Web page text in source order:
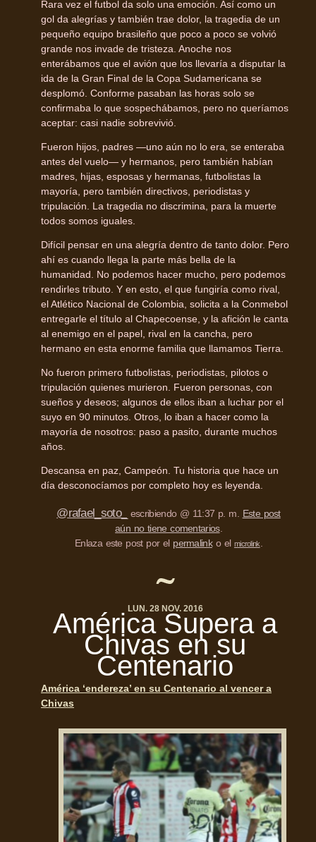
Rara vez el futbol da solo una emoción. Así como un
gol da alegrías y también trae dolor, la tragedia de un
pequeño equipo brasileño que poco a poco se volvió
grande nos invade de tristeza. Anoche nos
enterábamos que el avión que los llevaría a disputar la
ida de la Gran Final de la Copa Sudamericana se
desplomó. Conforme pasaban las horas solo se
confirmaba lo que sospechábamos, pero no queríamos
aceptar: casi nadie sobrevivió.
Fueron hijos, padres —uno aún no lo era, se enteraba
antes del vuelo— y hermanos, pero también habían
madres, hijas, esposas y hermanas, futbolistas la
mayoría, pero también directivos, periodistas y
tripulación. La tragedia no discrimina, para la muerte
todos somos iguales.
Difícil pensar en una alegría dentro de tanto dolor. Pero
ahí es cuando llega la parte más bella de la
humanidad. No podemos hacer mucho, pero podemos
rendirles tributo. Y en esto, el que fungiría como rival,
el Atlético Nacional de Colombia, solicita a la Conmebol
entregarle el título al Chapecoense, y la afición le canta
al enemigo en el papel, rival en la cancha, pero
hermano en esta enorme familia que llamamos Tierra.
No fueron primero futbolistas, periodistas, pilotos o
tripulación quienes murieron. Fueron personas, con
sueños y deseos; algunos de ellos iban a luchar por el
suyo en 90 minutos. Otros, lo iban a hacer como la
mayoría de nosotros: paso a pasito, durante muchos
años.
Descansa en paz, Campeón. Tu historia que hace un
día desconocíamos por completo hoy es leyenda.
@rafael_soto_ escribiendo @ 11:37 p. m. Este post
aún no tiene comentarios.
Enlaza este post por el permalinko el microlink.
LUN. 28 NOV. 2016
América Supera a
Chivas en su
Centenario
América ‘endereza’ en su Centenario al vencer a
Chivas